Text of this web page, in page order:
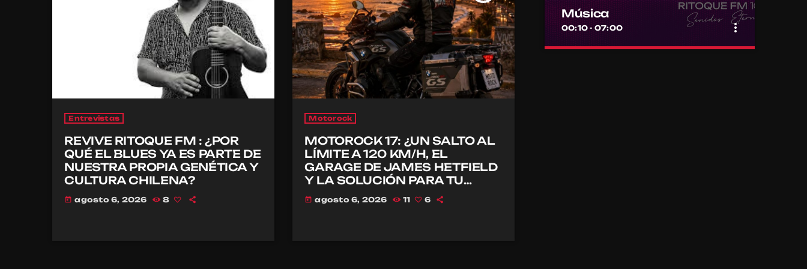
Entrevistas
REVIVE RITOQUE FM : ¿POR
QUÉ EL BLUES YA ES PARTE DE
NUESTRA PROPIA GENÉTICA Y
CULTURA CHILENA?
today agosto 6, 2026 8
Motorock
MOTOROCK 17: ¿UN SALTO AL
LÍMITE A 120 KM/H, EL
GARAGE DE JAMES HETFIELD
Y LA SOLUCIÓN PARA TU
CASCO?
today agosto 6, 2026 11 6
Música
00:10 - 07:00 more_vert